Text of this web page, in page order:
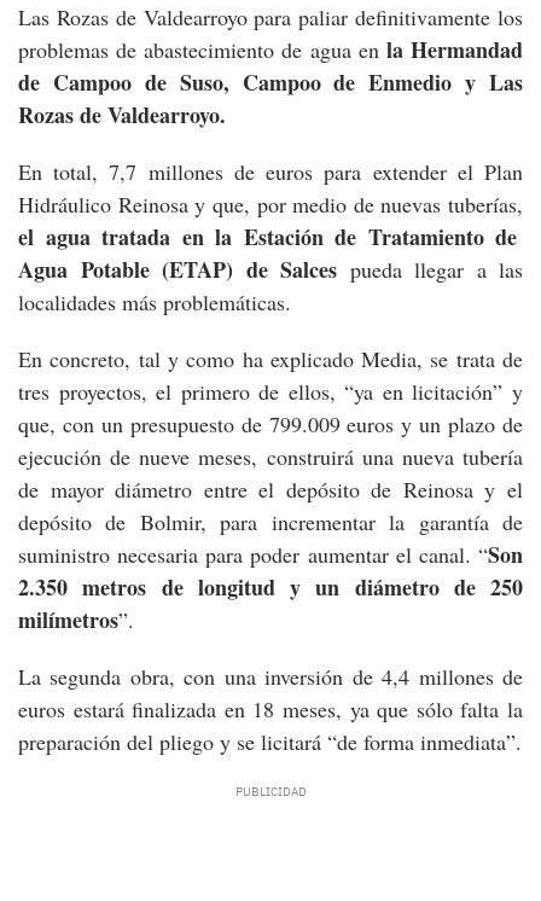
Las Rozas de Valdearroyo para paliar definitivamente los
problemas de abastecimiento de agua en la Hermandad
de Campoo de Suso, Campoo de Enmedio y Las
Rozas de Valdearroyo.
En total, 7,7 millones de euros para extender el Plan
Hidráulico Reinosa y que, por medio de nuevas tuberías,
el agua tratada en la Estación de Tratamiento de
Agua Potable (ETAP) de Salces pueda llegar a las
localidades más problemáticas.
En concreto, tal y como ha explicado Media, se trata de
tres proyectos, el primero de ellos, “ya en licitación” y
que, con un presupuesto de 799.009 euros y un plazo de
ejecución de nueve meses, construirá una nueva tubería
de mayor diámetro entre el depósito de Reinosa y el
depósito de Bolmir, para incrementar la garantía de
suministro necesaria para poder aumentar el canal. “Son
2.350 metros de longitud y un diámetro de 250
milímetros”.
La segunda obra, con una inversión de 4,4 millones de
euros estará finalizada en 18 meses, ya que sólo falta la
preparación del pliego y se licitará “de forma inmediata”.